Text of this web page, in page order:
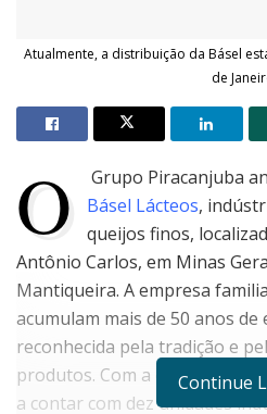
Atualmente, a distribuição da Básel
de
O
Grupo Piracanjuba
Básel Lácteos,
queijos finos,
Antônio Carlos, em Minas
Mantiqueira. A empresa
acumulam mais de 50 anos
reconhecida pela tradição e
produtos. Com a operação, a
a contar com dez unidades
Continue